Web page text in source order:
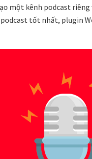
một kênh podcast riêng
tốt nhất, plugin